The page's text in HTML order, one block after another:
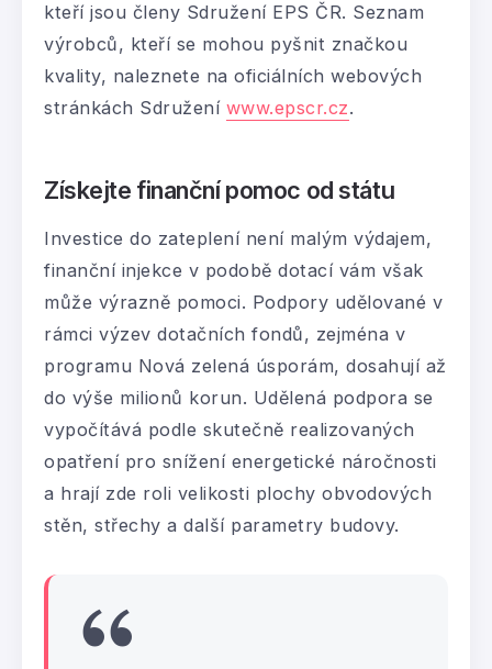
kteří jsou členy Sdružení EPS ČR. Seznam
výrobců, kteří se mohou pyšnit značkou
kvality, naleznete na oficiálních webových
stránkách Sdružení www.epscr.cz.
Získejte finanční pomoc od státu
Investice do zateplení není malým výdajem,
finanční injekce v podobě dotací vám však
může výrazně pomoci. Podpory udělované v
rámci výzev dotačních fondů, zejména v
programu Nová zelená úsporám, dosahují až
do výše milionů korun. Udělená podpora se
vypočítává podle skutečně realizovaných
opatření pro snížení energetické náročnosti
a hrají zde roli velikosti plochy obvodových
stěn, střechy a další parametry budovy.